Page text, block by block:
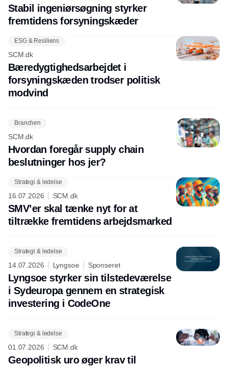
Stabil ingeniørsøgning styrker
fremtidens forsyningskæder
ESG & Resiliens
SCM.dk
Bæredygtighedsarbejdet i
forsyningskæden trodser politisk
modvind
Branchen
SCM.dk
Hvordan foregår supply chain
beslutninger hos jer?
Strategi & ledelse
16.07.2026 SCM.dk
SMV’er skal tænke nyt for at
tiltrække fremtidens arbejdsmarked
Strategi & ledelse
14.07.2026 Lyngsoe Sponseret
Lyngsoe styrker sin tilstedeværelse
i Sydeuropa gennem en strategisk
investering i CodeOne
Strategi & ledelse
01.07.2026 SCM.dk
Geopolitisk uro øger krav til